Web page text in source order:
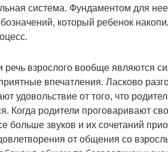
система. Фундаментом для
который ребенок
речь взрослого вообще являются
впечатления. Ласково
удовольствие от того, что
Когда родители проговаривают
больше звуков и их сочетаний
от общения со